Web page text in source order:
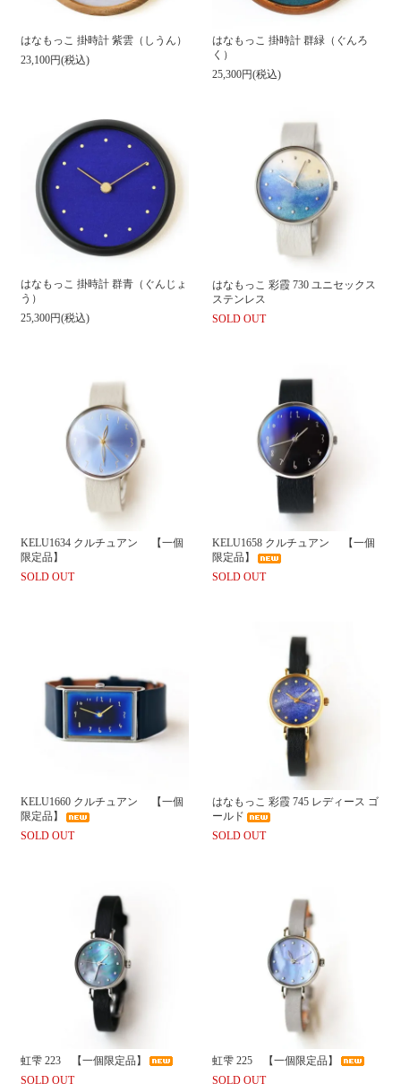
はなもっこ 掛時計 紫雲（しうん）
23,100円(税込)
はなもっこ 掛時計 群緑（ぐんろ
く）
25,300円(税込)
はなもっこ 掛時計 群青（ぐんじょ
う）
25,300円(税込)
はなもっこ 彩霞 730 ユニセックス
ステンレス
SOLD OUT
KELU1634 クルチュアン 【一個
限定品】
SOLD OUT
KELU1658 クルチュアン 【一個
限定品】
SOLD OUT
KELU1660 クルチュアン 【一個
限定品】
SOLD OUT
はなもっこ 彩霞 745 レディース ゴ
ールド
SOLD OUT
虹雫 223 【一個限定品】
SOLD OUT
虹雫 225 【一個限定品】
SOLD OUT